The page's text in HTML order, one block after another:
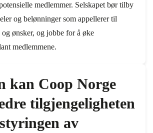
medlemmer. Selskapet bør tilby
og belønninger som appellerer til
ønsker, og jobbe for å øke
medlemmene.
kan Coop Norge
tilgjengeligheten
av